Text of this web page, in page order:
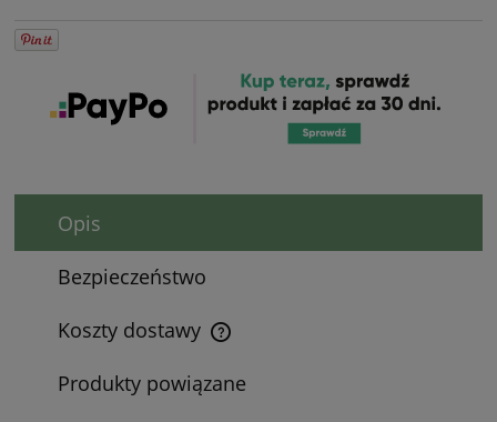
Opis
Bezpieczeństwo
Koszty dostawy
Cena nie zawiera ewentualnych kosztów płatności
Produkty powiązane